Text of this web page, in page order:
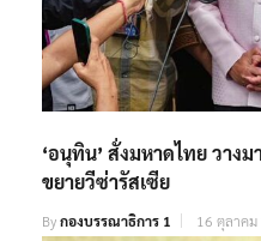
‘อนุทิน’ สั่งมหาดไทย วาง
ขยายวีซ่ารัสเซีย
Byกองบรรณาธิการ 1 16 ตุลาคม